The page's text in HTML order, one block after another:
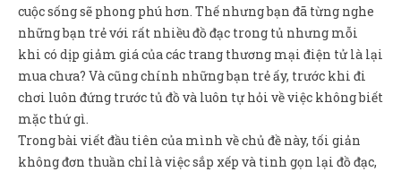
cuộc sống sẽ phong phú hơn. Thế nhưng bạn đã từng nghe
những bạn trẻ với rất nhiều đồ đạc trong tủ nhưng mỗi
khi có dịp giảm giá của các trang thương mại điện tử là lại
mua chưa? Và cũng chính những bạn trẻ ấy, trước khi đi
chơi luôn đứng trước tủ đồ và luôn tự hỏi về việc không biết
mặc thứ gì.
Trong bài viết đầu tiên của mình về chủ đề này, tối giản
không đơn thuần chỉ là việc sắp xếp và tinh gọn lại đồ đạc,